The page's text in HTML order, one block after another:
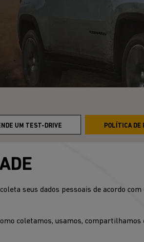
UM TEST-DRIVE POLÍTICA DE
seus dados pessoais de acordo
coletamos, usamos,